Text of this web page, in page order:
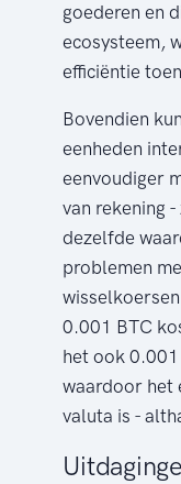
goederen en
ecosysteem,
efficiëntie
Bovendien
eenheden
eenvoudiger
van rekening
dezelfde
problemen
0.001 BTC
het ook
waardoor het
valuta is -